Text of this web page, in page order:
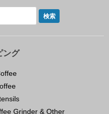
た方がいよいよお店
エスプレッソマシンの
の他もろもろの講座
珈琲
ング
Grinder & Other